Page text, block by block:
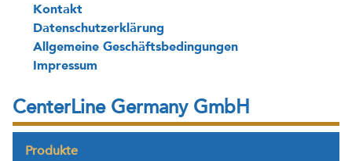
Kontakt
Datenschutzerklärung
Allgemeine Geschäftsbedingungen
Impressum
CenterLine Germany GmbH
Produkte